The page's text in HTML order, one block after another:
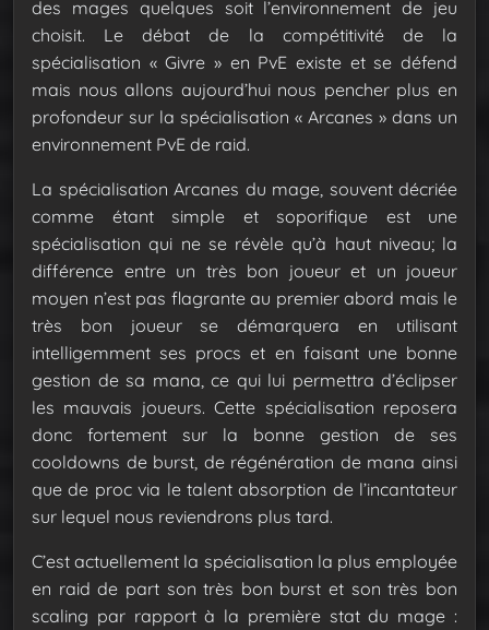
des mages quelques soit l’environnement de jeu
choisit. Le débat de la compétitivité de la
spécialisation « Givre » en PvE existe et se défend
mais nous allons aujourd’hui nous pencher plus en
profondeur sur la spécialisation « Arcanes » dans un
environnement PvE de raid.
La spécialisation Arcanes du mage, souvent décriée
comme étant simple et soporifique est une
spécialisation qui ne se révèle qu’à haut niveau; la
différence entre un très bon joueur et un joueur
moyen n’est pas flagrante au premier abord mais le
très bon joueur se démarquera en utilisant
intelligemment ses procs et en faisant une bonne
gestion de sa mana, ce qui lui permettra d’éclipser
les mauvais joueurs. Cette spécialisation reposera
donc fortement sur la bonne gestion de ses
cooldowns de burst, de régénération de mana ainsi
que de proc via le talent absorption de l’incantateur
sur lequel nous reviendrons plus tard.
C’est actuellement la spécialisation la plus employée
en raid de part son très bon burst et son très bon
scaling par rapport à la première stat du mage :